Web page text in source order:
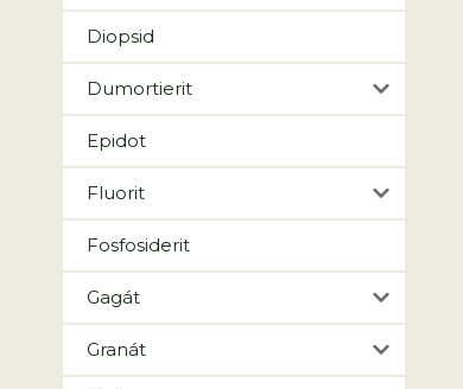
Diopsid
Dumortierit
Epidot
Fluorit
Fosfosiderit
Gagát
Granát